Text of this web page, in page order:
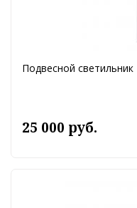
Подвесной
25 000 руб.